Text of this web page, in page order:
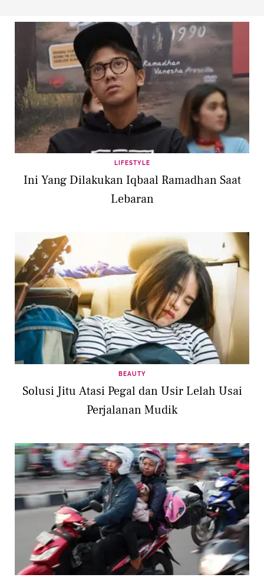
LIFESTYLE
Ini Yang Dilakukan Iqbaal Ramadhan Saat
Lebaran
BEAUTY
Solusi Jitu Atasi Pegal dan Usir Lelah Usai
Perjalanan Mudik